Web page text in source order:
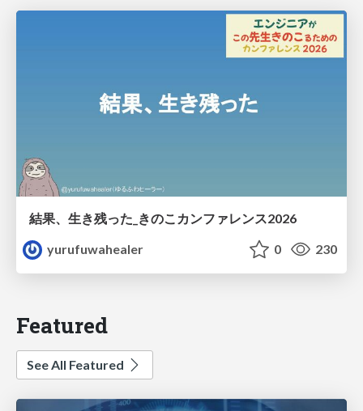
結果、生き残った_きのこカンファレンス2026
yurufuwahealer
0 230
Featured
See All Featured